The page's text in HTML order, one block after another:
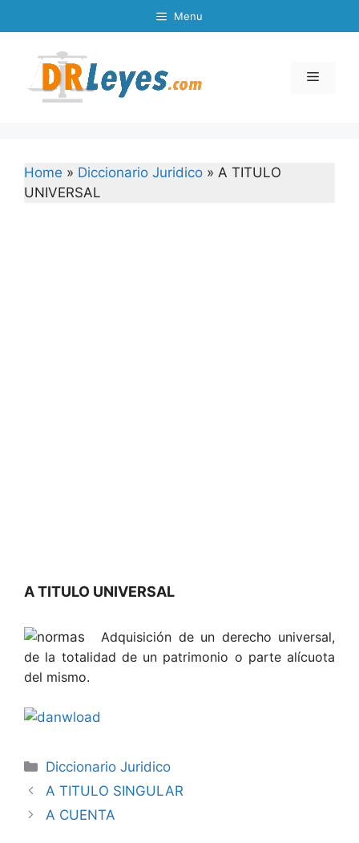
to
Menu
Menu
Home » Diccionario Juridico » A TITULO
UNIVERSAL
A TITULO UNIVERSAL
Adquisición de un derecho universal,
de la totalidad de un patrimonio o parte alícuota
del mismo.
Categories
Diccionario Juridico
A TITULO SINGULAR
A CUENTA